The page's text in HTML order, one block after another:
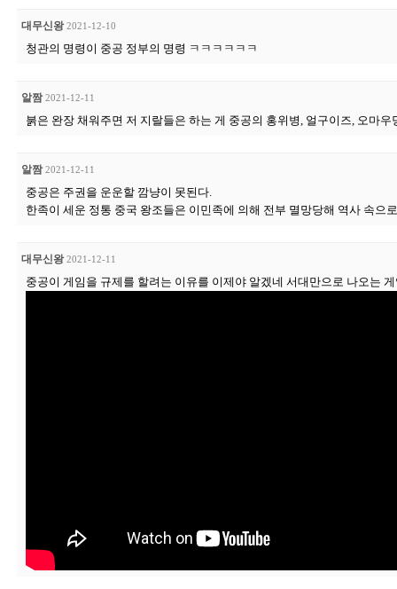
대무신왕 2021-12-10
청관의 명령이 중공 정부의 명령 ㅋㅋㅋㅋㅋㅋ
알짬 2021-12-11
붉은 완장 채워주면 저 지랄들은 하는 게 중공의 홍위병, 얼구이즈, 오마우
알짬 2021-12-11
중공은 주권을 운운할 깜냥이 못된다.
한족이 세운 정통 중국 왕조들은 이민족에 의해 전부 멸망당해 역사 속으
대무신왕 2021-12-11
중공이 게임을 규제를 할려는 이유를 이제야 알겠네 서대만으로 나오는